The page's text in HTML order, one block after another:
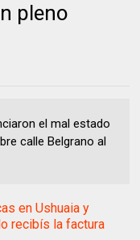
pleno
el mal estado
calle Belgrano al
en Ushuaia y
recibís la factura